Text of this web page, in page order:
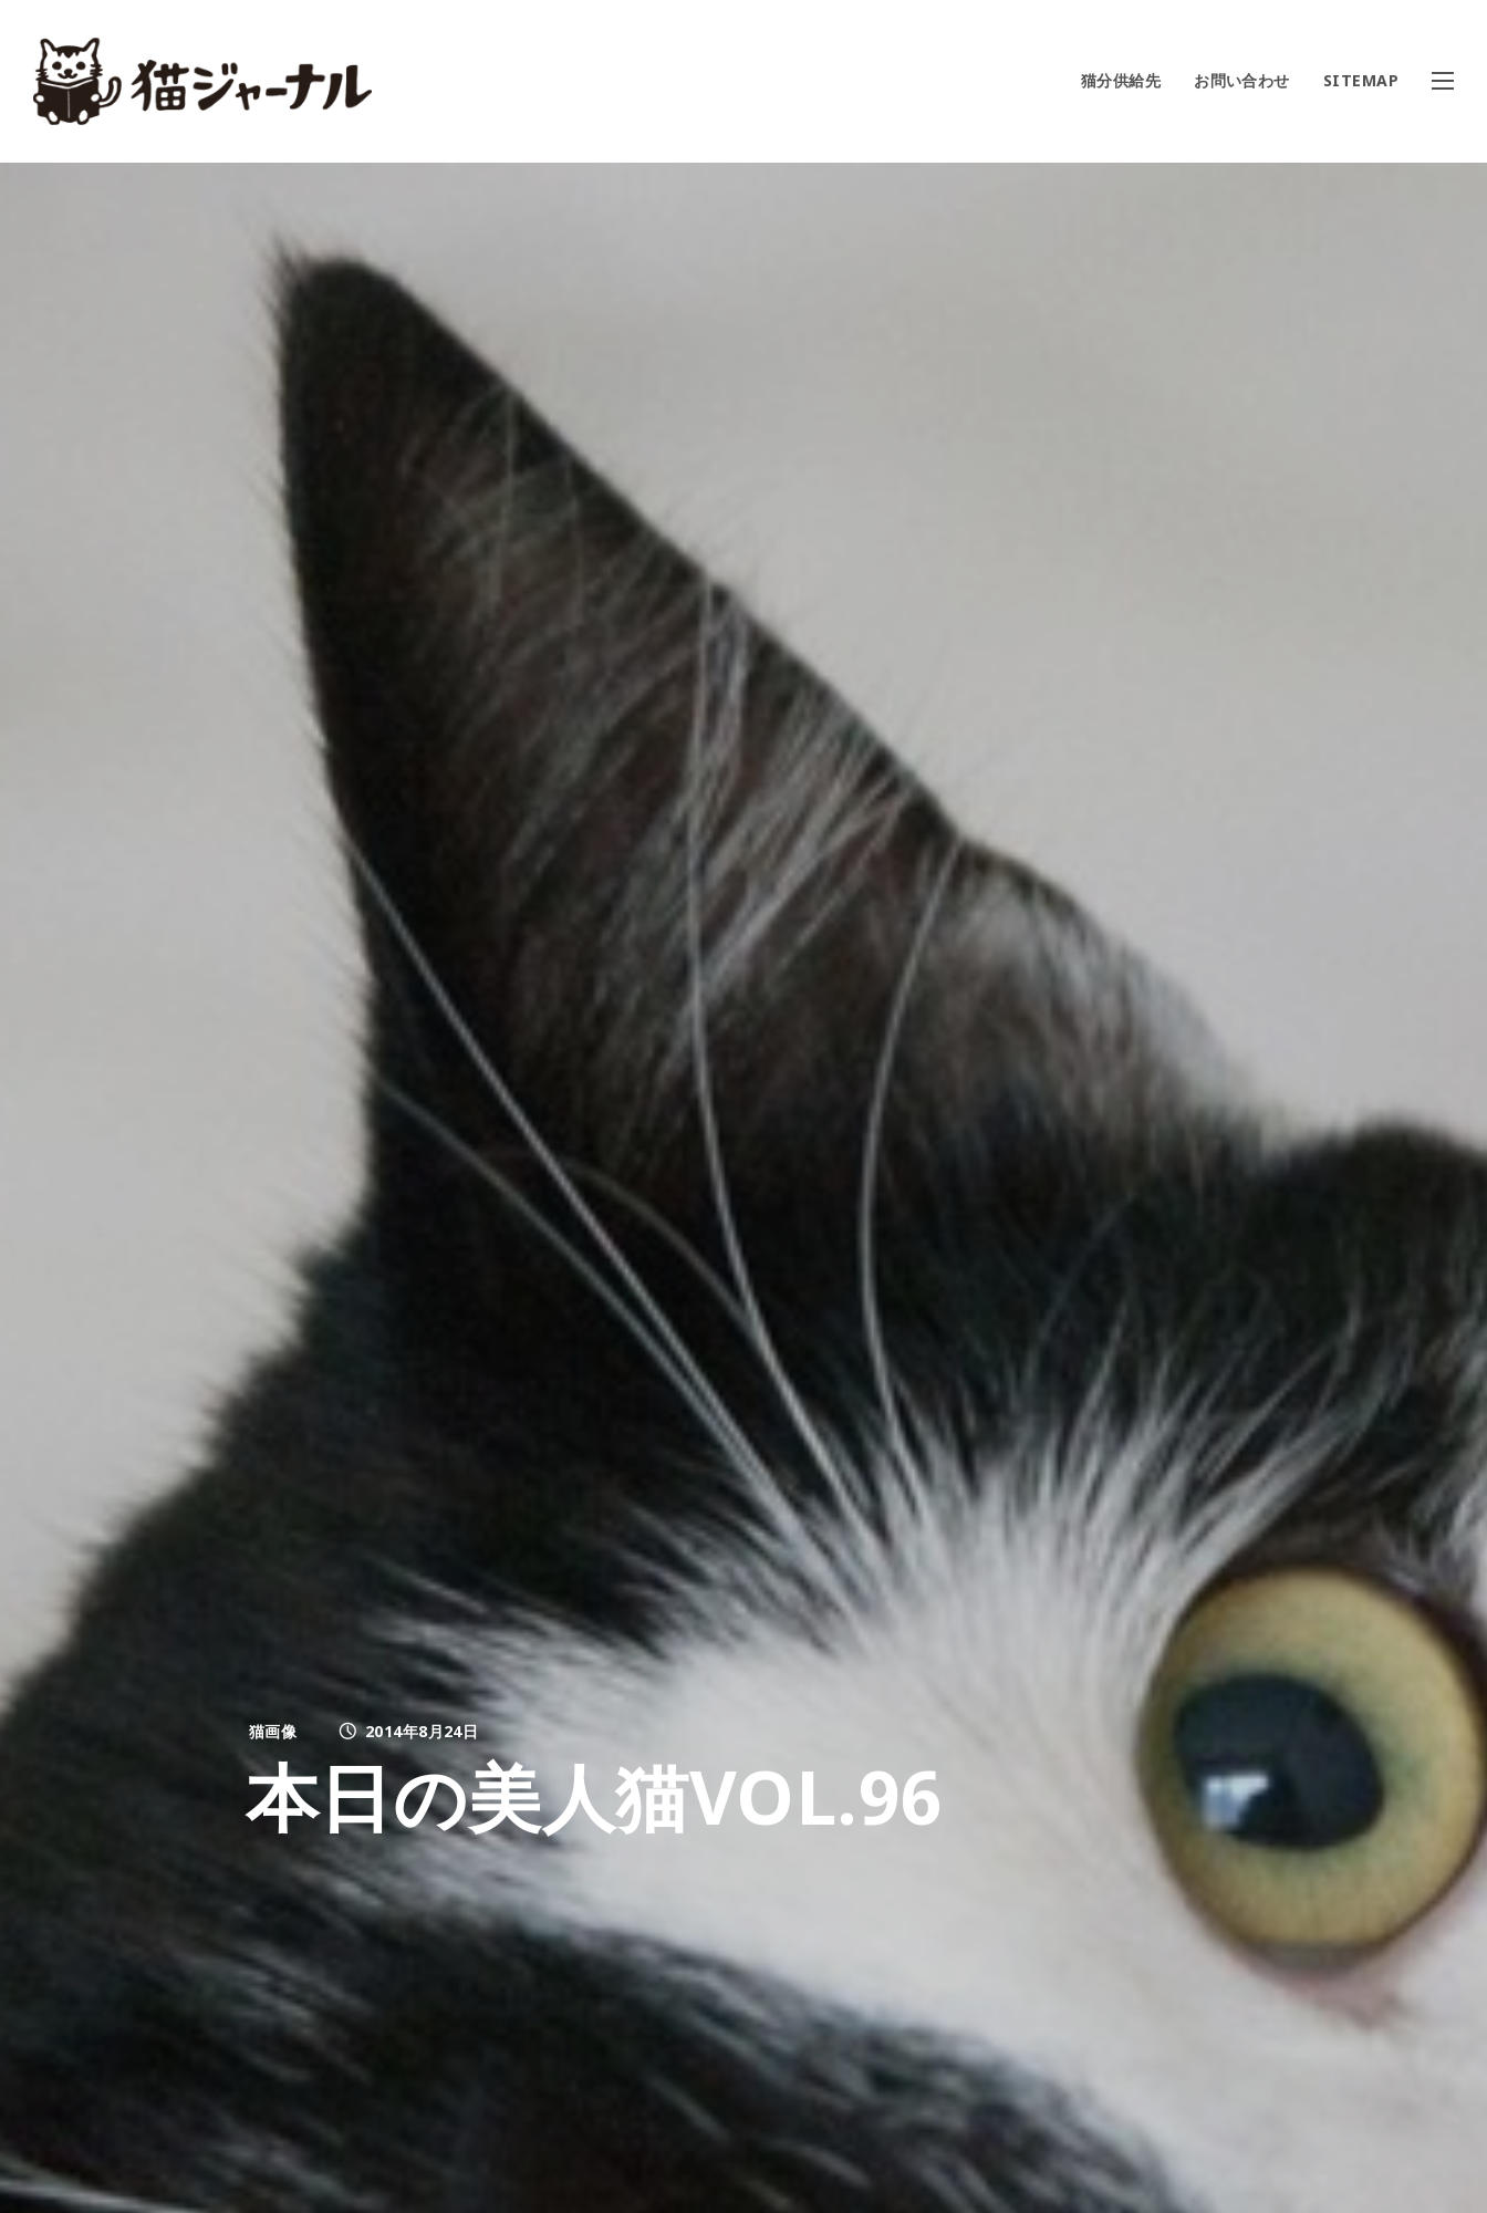
猫分供給先 お問い合わせ SITEMAP
猫画像 2014年8月24日
本日の美人猫VOL.96